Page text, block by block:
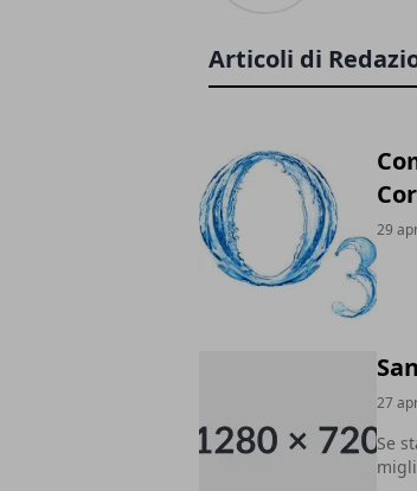
Articoli di
29
27
Se